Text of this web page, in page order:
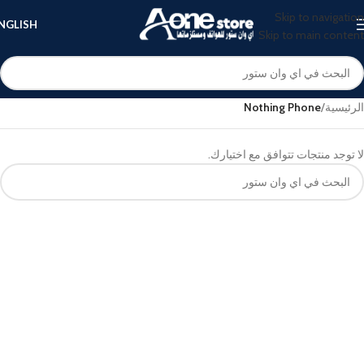
Skip to navigation
Skip to main content
الرئيسية/
Nothing Phone
لا توجد منتجات تتوافق مع اختيارك.